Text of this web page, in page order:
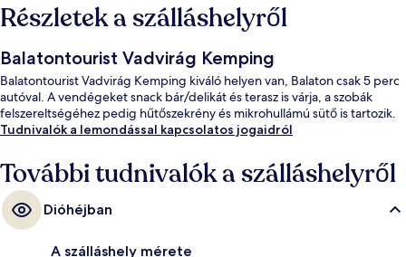
Részletek a szálláshelyről
Balatontourist Vadvirág Kemping
Balatontourist Vadvirág Kemping kiváló helyen van, Balaton csak 5 perc
autóval. A vendégeket snack bár/delikát és terasz is várja, a szobák
felszereltségéhez pedig hűtőszekrény és mikrohullámú sütő is tartozik.
Tudnivalók a lemondással kapcsolatos jogaidról
További tudnivalók a szálláshelyről
Dióhéjban
A szálláshely mérete